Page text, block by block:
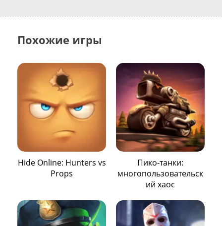
Похожие игры
Hide Online: Hunters vs
Props
Пико-танки:
многопользовательск
ий хаос